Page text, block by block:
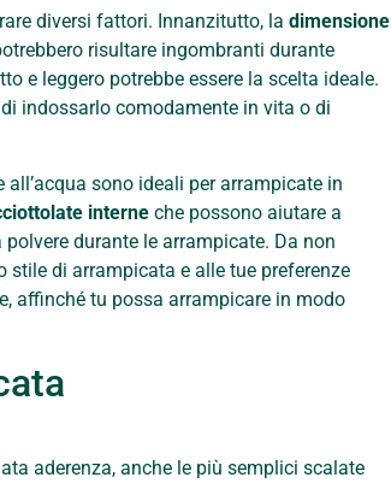
diversi fattori. Innanzitutto, la dimensione
risultare ingombranti durante
e leggero potrebbe essere la scelta ideale.
indossarlo comodamente in vita o di
sono ideali per arrampicate in
interne che possono aiutare a
durante le arrampicate. Da non
di arrampicata e alle tue preferenze
affinché tu possa arrampicare in modo
aderenza, anche le più semplici scalate